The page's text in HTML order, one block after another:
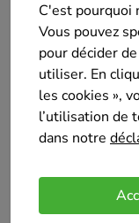
C'est pourquoi
Vous pouvez
pour décider
utiliser. En
les cookies »,
l’utilisation de
dans notre
SDC ECOGROUP
Pas encore
Evere
SDC Ecogroup
dans les